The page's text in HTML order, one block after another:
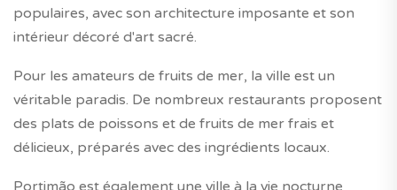
populaires, avec son architecture imposante et son
intérieur décoré d'art sacré.
Pour les amateurs de fruits de mer, la ville est un
véritable paradis. De nombreux restaurants proposent
des plats de poissons et de fruits de mer frais et
délicieux, préparés avec des ingrédients locaux.